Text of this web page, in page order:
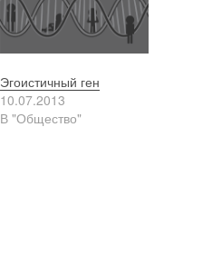
Эгоистичный ген
10.07.2013
В "Общество"